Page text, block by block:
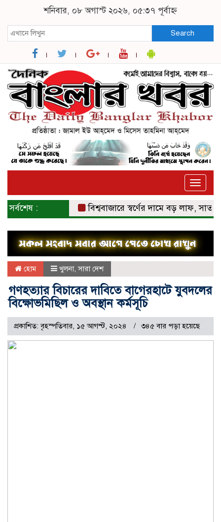
শনিবার, ০৮ অগাস্ট ২০২৬, ০৫:৩৭ পূর্বাহ্ন
Search
Toggle
সর্বশেষ : বিশ্ববাজারে স্বর্ণের দামে বড় লাফ, সাত
হোম খুলনা,সারা দেশ
গণহত্যার বিচারের দাবিতে বাগেরহাটে যুবদলের
বিক্ষোভমিছিল ও অবস্থান কর্মসূচি
প্রকাশিত: বৃহস্পতিবার, ১৫ আগস্ট, ২০২৪ ৩৪৫ বার পড়া হয়েছে